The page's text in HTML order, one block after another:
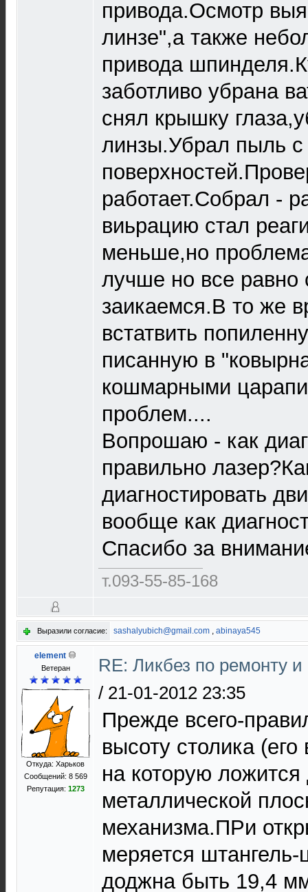
привода.Осмотр
линзе",а также
привода
заботливо убрана
снял крышку
линзы.Убрал пыль
работает.Собрал -
виьрацию стал
меньше,но
лучше но все равно
заикаемся.В то же
встатвить
писанную в
кошмарными
проблем....
Вопрошаю - как
правильно
диагностировать
вообще как
Спасибо за
т.093-55-85-168
Выразили согласие: sashalyubich@gmail.com , abinaya545
element
Ветеран
Откуда: Харьков
Сообщений: 8 569
Репутация: 1273
RE: Ликбез по ремонту
/ 21-01-2012 23:35
Прежде всего-
высоту столика
на которую ложится
металлической
механизма.ПРи
меряется
доджна быть 19,4